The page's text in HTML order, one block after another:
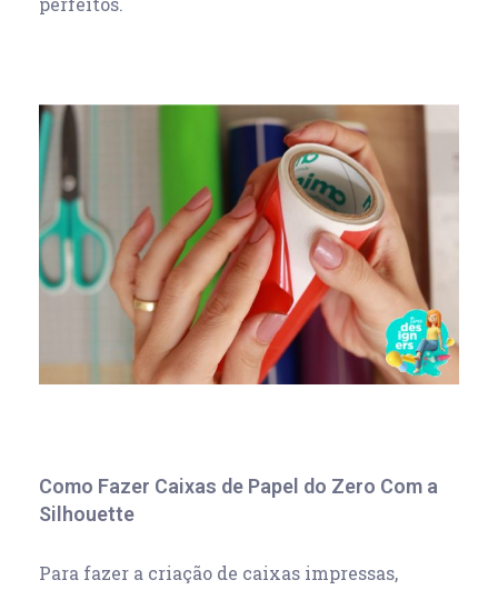
Como Fazer Caixas de Papel do Zero Com a
Silhouette
Para fazer a criação de caixas impressas,